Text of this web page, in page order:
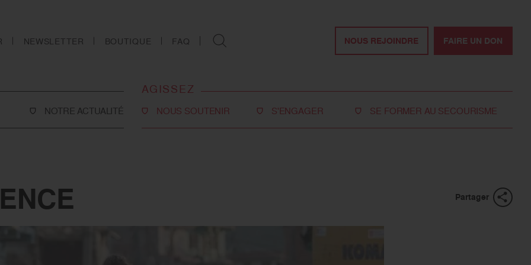
NEWSLETTER BOUTIQUE FAQ NOUS REJOINDRE FAIRE UN DON
NOTRE ACTUALITÉ
AGISSEZ
NOUS SOUTENIR
S'ENGAGER
SE FORMER AU SECOURISME
Partager